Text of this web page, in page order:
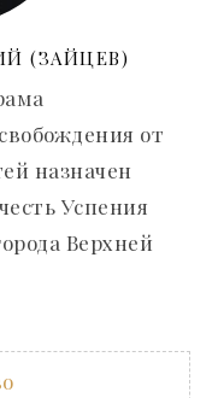
(ЗАЙЦЕВ)
от
назначен
Успения
Верхней